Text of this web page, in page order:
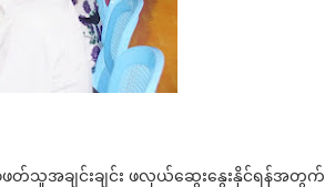
ဖတ်သူအချင်းချင်း ဖလှယ်ဆွေးနွေးနိုင်ရန်အတွက်